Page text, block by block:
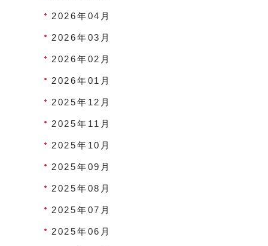
2026年04月
2026年03月
2026年02月
2026年01月
2025年12月
2025年11月
2025年10月
2025年09月
2025年08月
2025年07月
2025年06月